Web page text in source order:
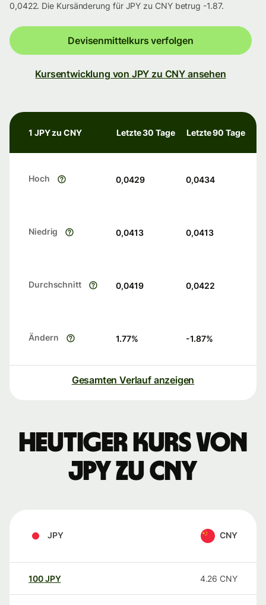
0,0422. Die Kursänderung für JPY zu CNY betrug -1.87.
Devisenmittelkurs verfolgen
Kursentwicklung von JPY zu CNY ansehen
1 JPY zu CNY Letzte 30 Tage Letzte 90 Tage
Hoch 0,0429 0,0434
Niedrig 0,0413 0,0413
Durchschnitt 0,0419 0,0422
Ändern 1.77% -1.87%
Gesamten Verlauf anzeigen
Heutiger Kurs von
JPY zu CNY
JPY CNY
100JPY 4.26 CNY